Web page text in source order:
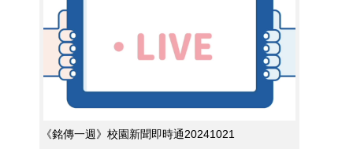
《銘傳一週》校園新聞即時通20241021